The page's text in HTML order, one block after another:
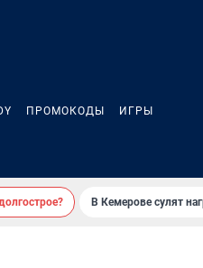
ПРОМОКОДЫ ИГРЫ
В Кемерове сулят